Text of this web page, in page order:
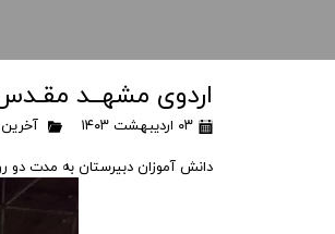
اردوی مشهــد
۰۳ اردیبهشت ۱۴۰۳
دانش آموزان دبیرستان به مدت